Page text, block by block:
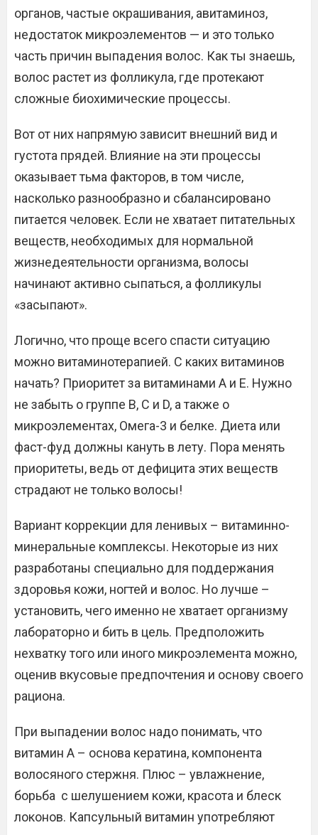
органов, частые окрашивания, авитаминоз,
недостаток микроэлементов — и это только
часть причин выпадения волос. Как ты знаешь,
волос растет из фолликула, где протекают
сложные биохимические процессы.
Вот от них напрямую зависит внешний вид и
густота прядей. Влияние на эти процессы
оказывает тьма факторов, в том числе,
насколько разнообразно и сбалансировано
питается человек. Если не хватает питательных
веществ, необходимых для нормальной
жизнедеятельности организма, волосы
начинают активно сыпаться, а фолликулы
«засыпают».
Логично, что проще всего спасти ситуацию
можно витаминотерапией. С каких витаминов
начать? Приоритет за витаминами А и Е. Нужно
не забыть о группе В, С и D, а также о
микроэлементах, Омега-3 и белке. Диета или
фаст-фуд должны кануть в лету. Пора менять
приоритеты, ведь от дефицита этих веществ
страдают не только волосы!
Вариант коррекции для ленивых – витаминно-
минеральные комплексы. Некоторые из них
разработаны специально для поддержания
здоровья кожи, ногтей и волос. Но лучше –
установить, чего именно не хватает организму
лабораторно и бить в цель. Предположить
нехватку того или иного микроэлемента можно,
оценив вкусовые предпочтения и основу своего
рациона.
При выпадении волос надо понимать, что
витамин А – основа кератина, компонента
волосяного стержня. Плюс – увлажнение,
борьба с шелушением кожи, красота и блеск
локонов. Капсульный витамин употребляют